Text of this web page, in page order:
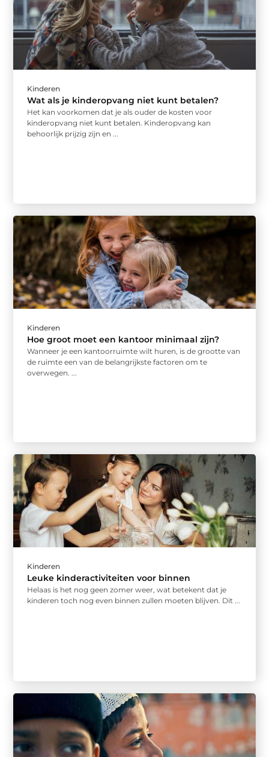
Kinderen
Wat als je kinderopvang niet kunt betalen?
Het kan voorkomen dat je als ouder de kosten voor
kinderopvang niet kunt betalen. Kinderopvang kan
behoorlijk prijzig zijn en ...
Kinderen
Hoe groot moet een kantoor minimaal zijn?
Wanneer je een kantoorruimte wilt huren, is de grootte van
de ruimte een van de belangrijkste factoren om te
overwegen. ...
Kinderen
Leuke kinderactiviteiten voor binnen
Helaas is het nog geen zomer weer, wat betekent dat je
kinderen toch nog even binnen zullen moeten blijven. Dit ...